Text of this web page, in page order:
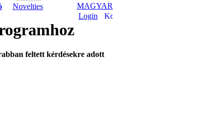
Novelties
MAGYAR
Login
feltett kérdésekre adott